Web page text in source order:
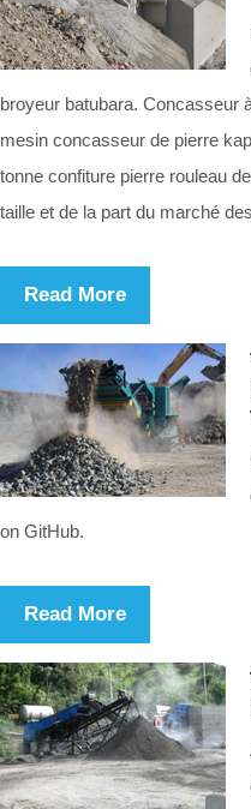
broyeur batubara. Concasseur
mesin concasseur de pierre
tonne confiture pierre rouleau
taille et de la part du marché
Read More
on GitHub.
Read More